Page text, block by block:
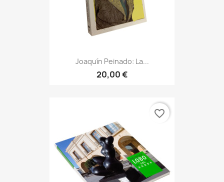
Joaquín Peinado: La...
20,00 €
favorite_border